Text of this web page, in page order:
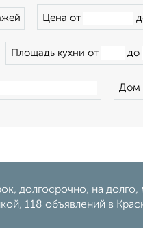
Цена от
Площадь кухни от до
Дом
долгосрочно, на
118 объявлений в